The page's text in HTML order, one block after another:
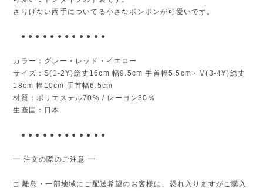
さりげない両手についてる小さなポンポンが可愛いです。
● ● ● ● ● ● ● ● ● ● ● ●
カラー：グレー・レッド・イエロー
サイズ：S(1-2Y)総丈16cm 幅9.5cm 手首幅5.5cm・M(3-4Y)総丈
18cm 幅10cm 手首幅6.5cm
材質：ポリエステル70% / レーヨン30％
生産国：日本
● ● ● ● ● ● ● ● ● ● ● ●
ー 注文の際のご注意 ー
◻︎ 離島・一部地域にご配送希望のお客様は、恐れ入りますがご購入